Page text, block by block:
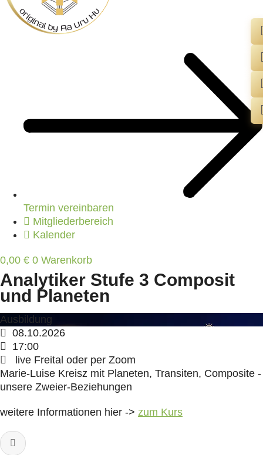
Termin vereinbaren
Mitgliederbereich
Kalender
0,00 € 0 Warenkorb
Analytiker Stufe 3 Composit
und Planeten
Ausbildung
08.10.2026
17:00
live Freital oder per Zoom
Marie-Luise Kreisz mit Planeten, Transiten, Composite -
unsere Zweier-Beziehungen
weitere Informationen hier -> zum Kurs